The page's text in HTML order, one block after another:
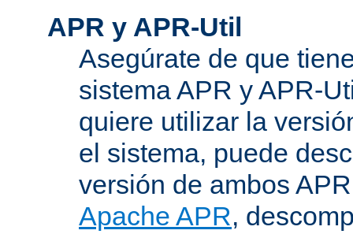
APR y APR-Util
Asegúrate de que
sistema APR y APR-
quiere utilizar la
el sistema, puede
versión de ambos
Apache APR,